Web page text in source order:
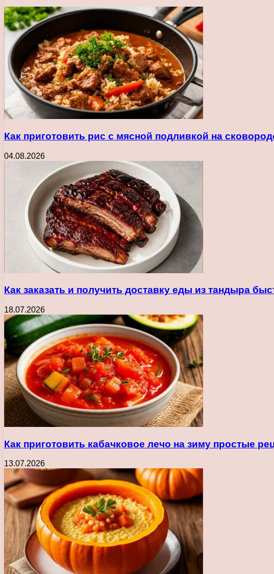
Как приготовить рис с мясной подливкой на
04.08.2026
Как заказать и получить доставку еды из тандыра
18.07.2026
Как приготовить кабачковое лечо на зиму простые
13.07.2026